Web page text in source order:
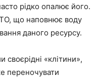
рідко опалює його.
що наповнює воду
даного ресурсу.
«клітини»,
переночувати